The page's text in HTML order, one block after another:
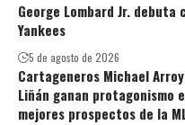
George Lombard Jr. debuta
Yankees
5 de agosto de 2026
Cartageneros Michael
Liñán ganan protagonismo
mejores prospectos de la